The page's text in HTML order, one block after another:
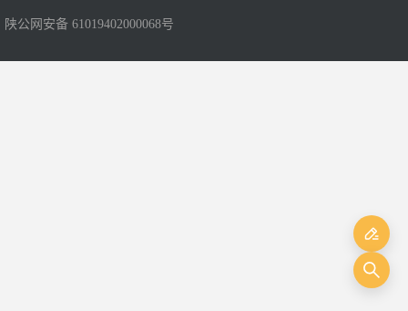
陕公网安备 61019402000068号